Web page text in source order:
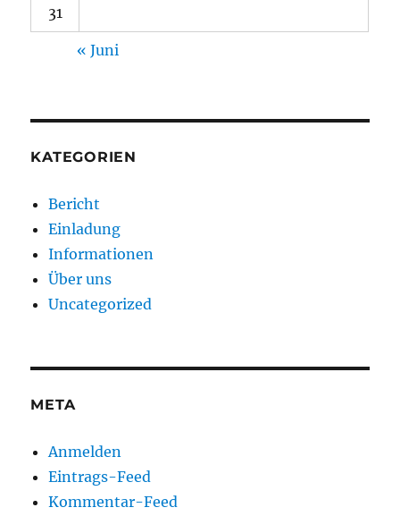
31
« Juni
KATEGORIEN
Bericht
Einladung
Informationen
Über uns
Uncategorized
META
Anmelden
Eintrags-Feed
Kommentar-Feed